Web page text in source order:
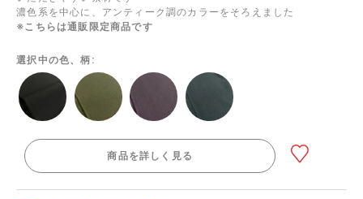
濃色系を中心に、アンティーク調のカラーをそろえました
※こちらは通販限定商品です
選択中の色、柄:
商品を詳しく見る